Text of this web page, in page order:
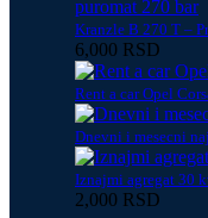
Kranzle B 270 T –
6,000 RSD
Rent a car Opel
Dnevni i mesecni
Iznajmi agregat 30
2,000 RSD